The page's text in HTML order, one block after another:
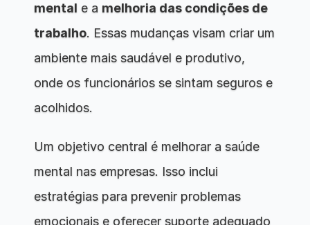
mental e a melhoria das condições de
trabalho. Essas mudanças visam criar um
ambiente mais saudável e produtivo,
onde os funcionários se sintam seguros e
acolhidos.
Um objetivo central é melhorar a saúde
mental nas empresas. Isso inclui
estratégias para prevenir problemas
emocionais e oferecer suporte adequado